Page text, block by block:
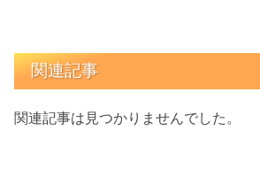
関連記事
関連記事は見つかりませんでした。